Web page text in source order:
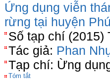
Ứng dụng viễn
rừng tại huyện
Số tạp chí (2015)
Tác giả: Phan
Tạp chí: Ừng
Tóm tắt